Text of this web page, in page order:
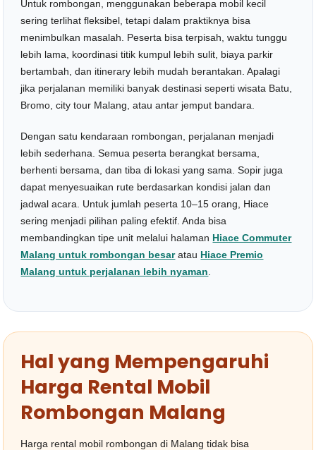
Untuk rombongan, menggunakan beberapa mobil kecil
sering terlihat fleksibel, tetapi dalam praktiknya bisa
menimbulkan masalah. Peserta bisa terpisah, waktu tunggu
lebih lama, koordinasi titik kumpul lebih sulit, biaya parkir
bertambah, dan itinerary lebih mudah berantakan. Apalagi
jika perjalanan memiliki banyak destinasi seperti wisata Batu,
Bromo, city tour Malang, atau antar jemput bandara.
Dengan satu kendaraan rombongan, perjalanan menjadi
lebih sederhana. Semua peserta berangkat bersama,
berhenti bersama, dan tiba di lokasi yang sama. Sopir juga
dapat menyesuaikan rute berdasarkan kondisi jalan dan
jadwal acara. Untuk jumlah peserta 10–15 orang, Hiace
sering menjadi pilihan paling efektif. Anda bisa
membandingkan tipe unit melalui halaman Hiace Commuter
Malang untuk rombongan besaratau Hiace Premio
Malang untuk perjalanan lebih nyaman
Hal yang Mempengaruhi
Harga Rental Mobil
Rombongan Malang
Harga rental mobil rombongan di Malang tidak bisa